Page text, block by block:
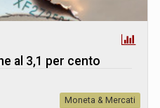
al 3,1 per cento
Moneta & Mercati